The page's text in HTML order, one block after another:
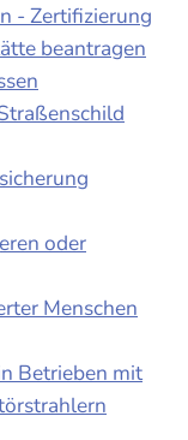
- Zertifizierung
beantragen
oder
Menschen
Betrieben mit